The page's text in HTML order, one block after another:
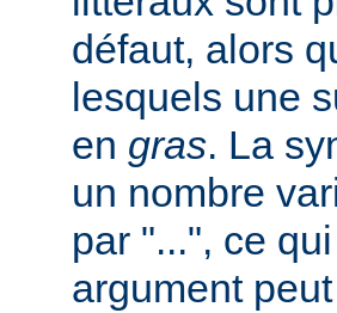
défaut, alors
lesquels une
en gras. La
un nombre
par "...", ce
argument